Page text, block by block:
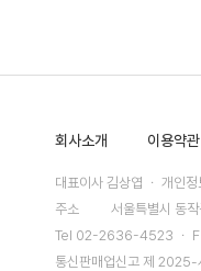
회사소개 이용약관
대표이사 김상엽 ㆍ 개인
주소
서울특별시 동
Tel 02-2636-4523 ㆍ
통신판매업신고 제